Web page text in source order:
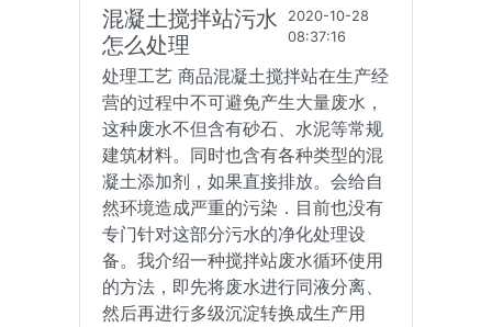
混凝土搅拌站污水
怎么处理
2020-10-28
08:37:16
处理工艺 商品混凝土搅拌站在生产经
营的过程中不可避免产生大量废水，
这种废水不但含有砂石、水泥等常规
建筑材料。同时也含有各种类型的混
凝土添加剂，如果直接排放。会给自
然环境造成严重的污染．目前也没有
专门针对这部分污水的净化处理设
备。我介绍一种搅拌站废水循环使用
的方法，即先将废水进行同液分离、
然后再进行多级沉淀转换成生产用